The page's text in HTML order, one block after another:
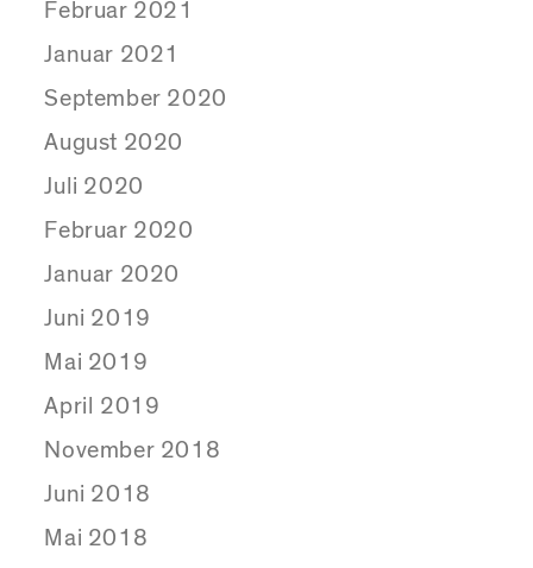
Februar 2021
Januar 2021
September 2020
August 2020
Juli 2020
Februar 2020
Januar 2020
Juni 2019
Mai 2019
April 2019
November 2018
Juni 2018
Mai 2018